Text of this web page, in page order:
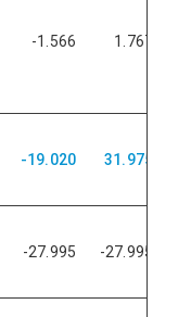
-1.566 1.767
-19.020 31.975
-27.995 -27.995